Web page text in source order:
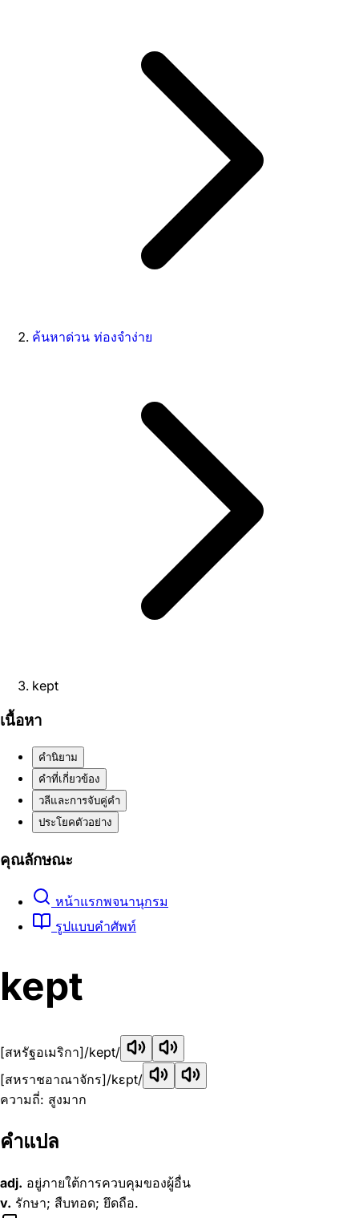
ค้นหาด่วน ท่องจำง่าย
kept
เนื้อหา
คำนิยาม
คำที่เกี่ยวข้อง
วลีและการจับคู่คำ
ประโยคตัวอย่าง
คุณลักษณะ
หน้าแรกพจนานุกรม
รูปแบบคำศัพท์
kept
[สหรัฐอเมริกา]/kept/
[สหราชอาณาจักร]/kɛpt/
ความถี่: สูงมาก
คำแปล
adj. อยู่ภายใต้การควบคุมของผู้อื่น
v. รักษา; สืบทอด; ยึดถือ.